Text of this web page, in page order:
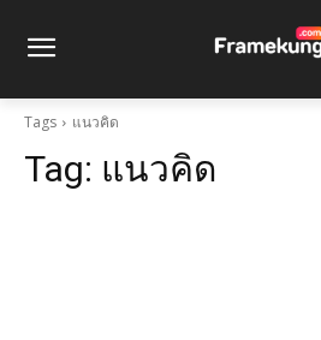
Tags แนวคิด
Tag: แนวคิด